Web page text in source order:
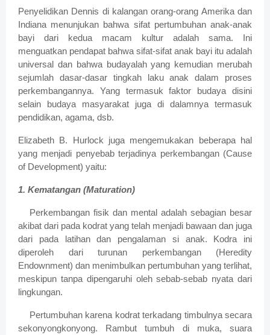
Penyelidikan Dennis di kalangan orang-orang Amerika dan
Indiana menunjukan bahwa sifat pertumbuhan anak-anak
bayi dari kedua macam kultur adalah sama. Ini
menguatkan pendapat bahwa sifat-sifat anak bayi itu adalah
universal dan bahwa budayalah yang kemudian merubah
sejumlah dasar-dasar tingkah laku anak dalam proses
perkembangannya. Yang termasuk faktor budaya disini
selain budaya masyarakat juga di dalamnya termasuk
pendidikan, agama, dsb.
Elizabeth B. Hurlock juga mengemukakan beberapa hal
yang menjadi penyebab terjadinya perkembangan (Cause
of Development) yaitu:
1. Kematangan (Maturation)
Perkembangan fisik dan mental adalah sebagian besar
akibat dari pada kodrat yang telah menjadi bawaan dan juga
dari pada latihan dan pengalaman si anak. Kodra ini
diperoleh dari turunan perkembangan (Heredity
Endownment) dan menimbulkan pertumbuhan yang terlihat,
meskipun tanpa dipengaruhi oleh sebab-sebab nyata dari
lingkungan.
Pertumbuhan karena kodrat terkadang timbulnya secara
sekonyongkonyong. Rambut tumbuh di muka, suara